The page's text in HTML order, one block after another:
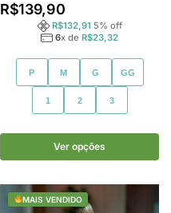
R$139,90
R$132,91 5% off
6x de R$23,32
P M G GG
1 2 3
Ver opções
MAIS VENDIDO